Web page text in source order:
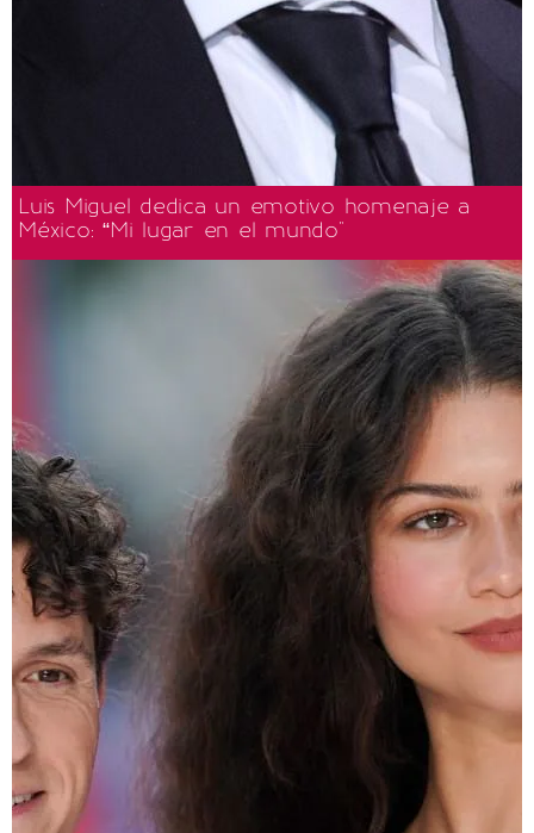
Luis Miguel dedica un emotivo homenaje a
México: “Mi lugar en el mundo"